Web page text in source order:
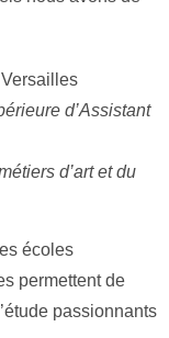
d’Assistant
d’art et du
écoles
permettent de
passionnants